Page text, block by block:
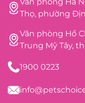
Thọ, phường
Văn phòng Hồ
Trung Mỹ Tây,
1900 0223